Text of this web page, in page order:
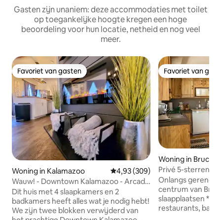
Gasten zijn unaniem: deze accommodaties met toilet
op toegankelijke hoogte kregen een hoge
beoordeling voor hun locatie, netheid en nog veel
meer.
Favoriet van gasten
Favoriet van gasten
Woning in Kalamazoo Gemiddelde beoordeling van
4,93 (309)
Wauw! - Downtown Kalamazoo - Arcade
op de 3e verdieping!
Dit huis met 4 slaapkamers en 2
badkamers heeft alles wat je nodig hebt!
We zijn twee blokken verwijderd van
Favoriet van
Favoriet van
Woning in Bruce
Privé 5-
+ parkeerplaats
Onlangs
centrum van Bruce
slaapplaatsen
restaurants, bars